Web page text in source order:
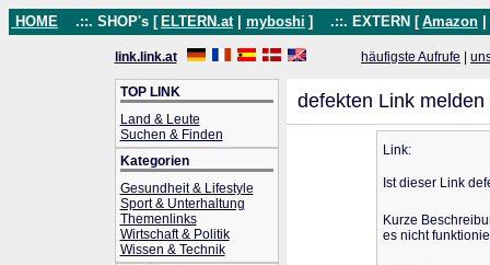
HOME .::. SHOP's [ ELTERN.at myboshi ] .::. EXTERN [ Amazon
link.link.at häufigste Aufrufe
TOP LINK
Land & Leute
Suchen & Finden
Kategorien
Gesundheit & Lifestyle
Sport & Unterhaltung
Themenlinks
Wirtschaft & Politik
Wissen & Technik
defekten Link melden
Link:
Ist dieser Link
Kurze
es nicht